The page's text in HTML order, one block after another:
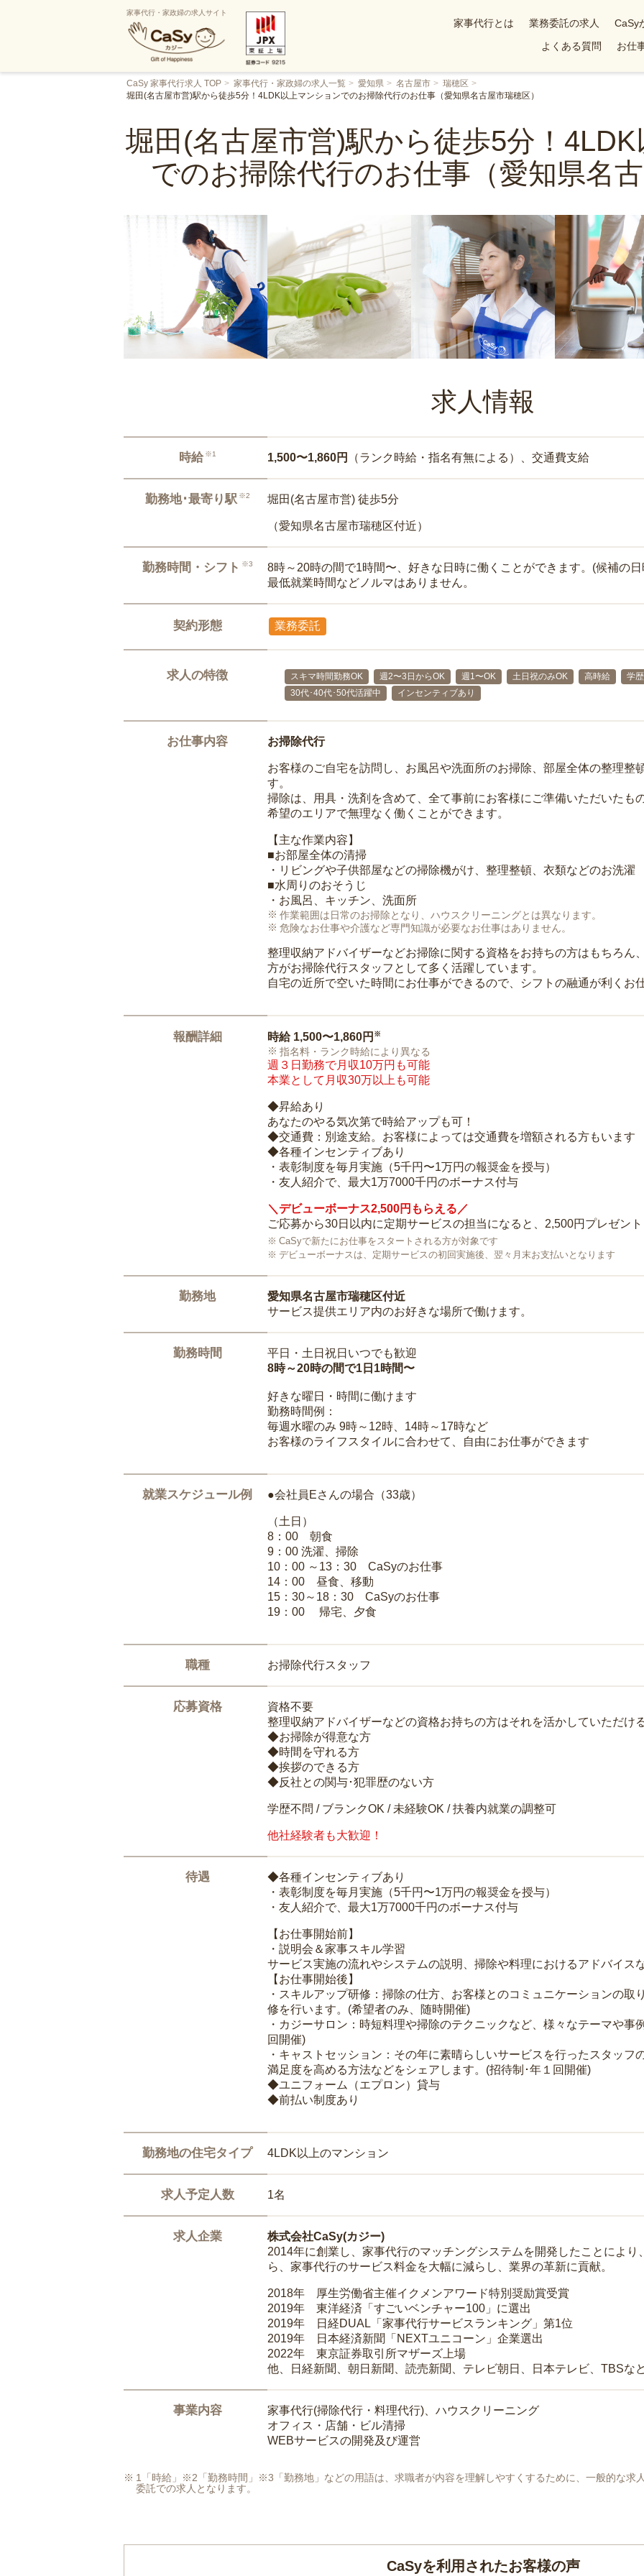
家事代行・家政婦の求人サイト
家事代行とは 業務委託の求人 CaSy
よくある質問
お仕
CaSy 家事代行求人 TOP 家事代行・家政婦の求人一覧 愛知県 名古屋市
瑞穂区
堀田(名古屋市営)駅から徒歩5分！4LDK以上マンションでのお掃除代行のお仕事（愛知県名古屋市瑞穂区）
堀田(名古屋市営)駅から徒歩5分！
でのお掃除代行のお仕事（愛知県名古
求人情報
時給 ※1 1,500〜1,860円 （ランク時給・指名有無による）、交通費支給
勤務地･最寄り駅 ※2 堀田(名古屋市営) 徒歩5分
（愛知県名古屋市瑞穂区付近）
勤務時間・シフト ※3
8時～20時の間で1時間〜、好きな日時に働くことができます。(候補の
最低就業時間などノルマはありません。
契約形態 業務委託
求人の特徴 スキマ時間勤務OK 週2〜3日からOK 週1〜OK 土日祝のみOK 高時給 学
30代･40代･50代活躍中
インセンティブあり
お仕事内容 お掃除代行
お客様のご自宅を訪問し、お風呂や洗面所のお掃除、部屋全体の整理整
す。
掃除は、用具・洗剤を含めて、全て事前にお客様にご準備いただいたも
希望のエリアで無理なく働くことができます。
【主な作業内容】
■お部屋全体の清掃
・リビングや子供部屋などの掃除機がけ、整理整頓、衣類などのお洗濯
■水周りのおそうじ
・お風呂、キッチン、洗面所
作業範囲は日常のお掃除となり、ハウスクリーニングとは異なります。
危険なお仕事や介護など専門知識が必要なお仕事はありません。
整理収納アドバイザーなどお掃除に関する資格をお持ちの方はもちろん
方がお掃除代行スタッフとして多く活躍しています。
自宅の近所で空いた時間にお仕事ができるので、シフトの融通が利くお
報酬詳細 時給 1,500〜1,860円 ※
指名料・ランク時給により異なる
週３日勤務で月収10万円も可能
本業として月収30万以上も可能
◆昇給あり
あなたのやる気次第で時給アップも可！
◆交通費：別途支給。お客様によっては交通費を増額される方もいます
◆各種インセンティブあり
・表彰制度を毎月実施（5千円〜1万円の報奨金を授与）
・友人紹介で、最大1万7000千円のボーナス付与
＼デビューボーナス2,500円もらえる／
ご応募から30日以内に定期サービスの担当になると、2,500円プレゼント
CaSyで新たにお仕事をスタートされる方が対象です
デビューボーナスは、定期サービスの初回実施後、翌々月末お支払いとなります
勤務地
愛知県名古屋市瑞穂区付近
サービス提供エリア内のお好きな場所で働けます。
勤務時間
平日・土日祝日いつでも歓迎
8時～20時の間で1日1時間〜
好きな曜日・時間に働けます
勤務時間例：
毎週水曜のみ 9時～12時、14時～17時など
お客様のライフスタイルに合わせて、自由にお仕事ができます
就業スケジュール例 ●会社員Eさんの場合（33歳）
（土日）
8：00 朝食
9：00 洗濯、掃除
10：00 ～13：30 CaSyのお仕事
14：00 昼食、移動
15：30～18：30 CaSyのお仕事
19：00 帰宅、夕食
職種 お掃除代行スタッフ
応募資格
資格不要
整理収納アドバイザーなどの資格お持ちの方はそれを活かしていただけ
◆お掃除が得意な方
◆時間を守れる方
◆挨拶のできる方
◆反社との関与･犯罪歴のない方
学歴不問 / ブランクOK / 未経験OK / 扶養内就業の調整可
他社経験者も大歓迎！
待遇
◆各種インセンティブあり
・表彰制度を毎月実施（5千円〜1万円の報奨金を授与）
・友人紹介で、最大1万7000千円のボーナス付与
【お仕事開始前】
・説明会＆家事スキル学習
サービス実施の流れやシステムの説明、掃除や料理におけるアドバイス
【お仕事開始後】
・スキルアップ研修：掃除の仕方、お客様とのコミュニケーションの
修を行います。(希望者のみ、随時開催)
・カジーサロン：時短料理や掃除のテクニックなど、様々なテーマや事
回開催)
・キャストセッション：その年に素晴らしいサービスを行ったスタッ
満足度を高める方法などをシェアします。(招待制･年１回開催)
◆ユニフォーム（エプロン）貸与
◆前払い制度あり
勤務地の住宅タイプ 4LDK以上のマンション
求人予定人数 1名
求人企業
株式会社CaSy(カジー)
2014年に創業し、家事代行のマッチングシステムを開発したことによ
ら、家事代行のサービス料金を大幅に減らし、業界の革新に貢献。
2018年 厚生労働省主催イクメンアワード特別奨励賞受賞
2019年 東洋経済「すごいベンチャー100」に選出
2019年 日経DUAL「家事代行サービスランキング」第1位
2019年 日本経済新聞「NEXTユニコーン」企業選出
2022年 東京証券取引所マザーズ上場
他、日経新聞、朝日新聞、読売新聞、テレビ朝日、日本テレビ、TBSな
事業内容
家事代行(掃除代行・料理代行)、ハウスクリーニング
オフィス・店舗・ビル清掃
WEBサービスの開発及び運営
1「時給」※2「勤務時間」※3「勤務地」などの用語は、求職者が内容を理解しやすくするために、一般的な求
委託での求人となります。
CaSyを利用されたお客様の声